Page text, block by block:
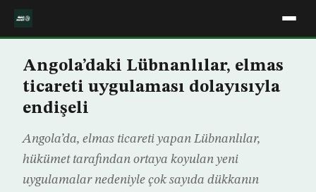
Angola’daki Lübnanlılar, elmas
ticareti uygulaması dolayısıyla
endişeli
Angola’da, elmas ticareti yapan Lübnanlılar,
hükümet tarafından ortaya koyulan yeni
uygulamalar nedeniyle çok sayıda dükkanın